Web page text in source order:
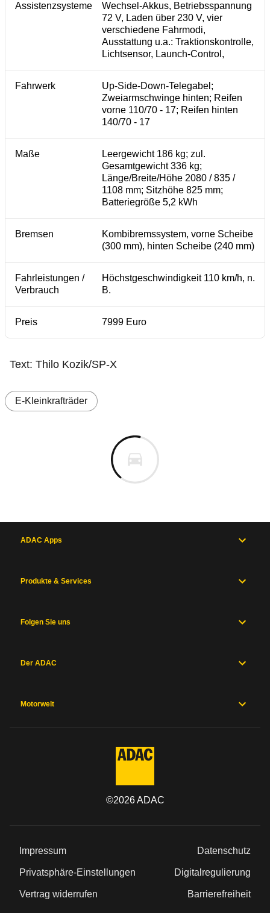
Assistenzsysteme
Wechsel-Akkus, Betriebsspannung
72 V, Laden über 230 V, vier
verschiedene Fahrmodi,
Ausstattung u.a.: Traktionskontrolle,
Lichtsensor, Launch-Control,
Fahrwerk
Up-Side-Down-Telegabel;
Zweiarmschwinge hinten; Reifen
vorne 110/70 - 17; Reifen hinten
140/70 - 17
Maße
Leergewicht 186 kg; zul.
Gesamtgewicht 336 kg;
Länge/Breite/Höhe 2080 / 835 /
1108 mm; Sitzhöhe 825 mm;
Batteriegröße 5,2 kWh
Bremsen
Kombibremssystem, vorne Scheibe
(300 mm), hinten Scheibe (240 mm)
Fahrleistungen /
Verbrauch
Höchstgeschwindigkeit 110 km/h, n.
B.
Preis 7999 Euro
Text: Thilo Kozik/SP-X
E-Kleinkrafträder
ADAC Apps
Produkte & Services
Folgen Sie uns
Der ADAC
Motorwelt
©2026ADAC
Impressum Datenschutz
Privatsphäre-Einstellungen Digitalregulierung
Vertrag widerrufen Barrierefreiheit